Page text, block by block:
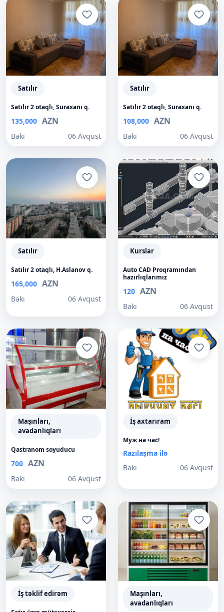
Satılır
Satılır 2 otaqlı, Suraxanı q.
135,000 AZN
Bakı 06 Avqust
Satılır
Satılır 2 otaqlı, Suraxanı q.
108,000 AZN
Bakı 06 Avqust
Satılır
Satılır 2 otaqlı, H.Aslanov q.
165,000 AZN
Bakı 06 Avqust
Kurslar
Auto CAD Proqramından
hazırlıqlarımız
120 AZN
Bakı 06 Avqust
Maşınları,
avadanlıqları
Qastranom soyuducu
700 AZN
Bakı 06 Avqust
İş axtarıram
Муж на час!
Razılaşma ilə
Bakı
06 Avqust
İş təklif edirəm
Maşınları,
avadanlıqları